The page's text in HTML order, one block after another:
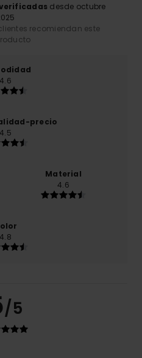
desde octubre
recomiendan este
4.6
precio
4.5
Material
4.6
4.8
/5